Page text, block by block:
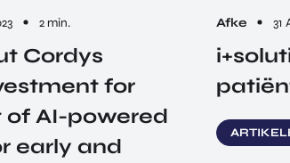
2 min.
Cordys
for
AI-powered
early and
Afke 31